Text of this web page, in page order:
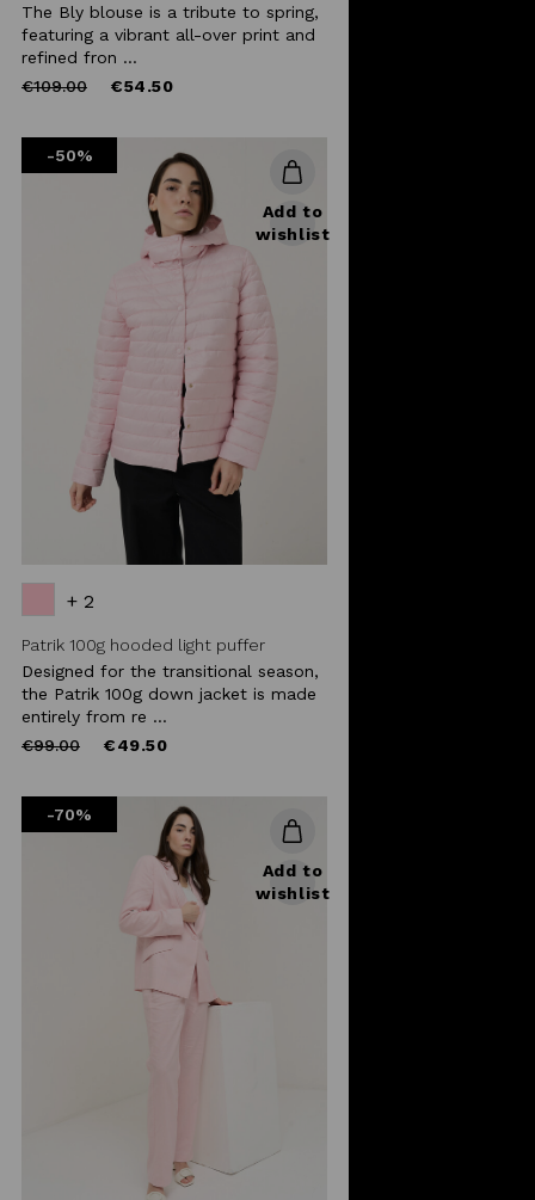
The Bly blouse is a tribute to spring,
featuring a vibrant all-over print and
refined fron ...
Price
€109.00to €54.50
-50%
Add to
wishlist
+ 2
Patrik 100g hooded light puffer
Designed for the transitional season,
the Patrik 100g down jacket is made
entirely from re ...
Price
€99.00to €49.50
-70%
Add to
wishlist